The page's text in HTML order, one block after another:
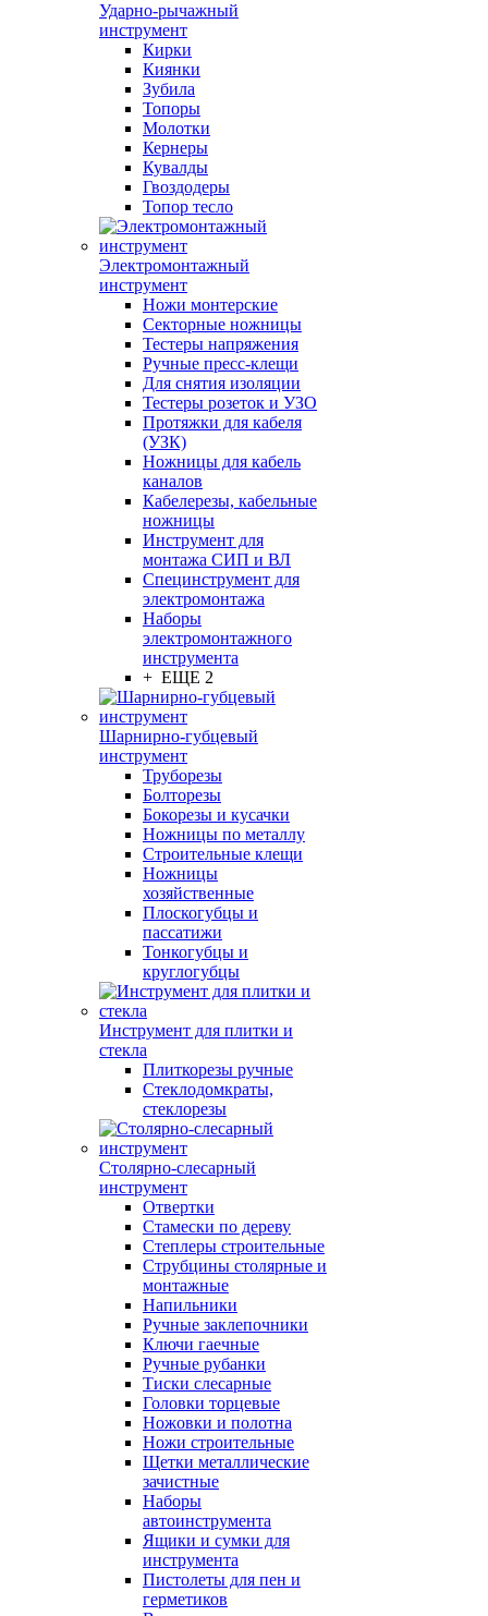
Ударно-рычажный
инструмент
Кирки
Киянки
Зубила
Топоры
Молотки
Кернеры
Кувалды
Гвоздодеры
Топор тесло
Электромонтажный
инструмент
Ножи монтерские
Секторные ножницы
Тестеры напряжения
Ручные пресс-клещи
Для снятия изоляции
Тестеры розеток и УЗО
Протяжки для кабеля
(УЗК)
Ножницы для кабель
каналов
Кабелерезы, кабельные
ножницы
Инструмент для
монтажа СИП и ВЛ
Специнструмент для
электромонтажа
Наборы
электромонтажного
инструмента
+ ЕЩЕ 2
Шарнирно-губцевый
инструмент
Труборезы
Болторезы
Бокорезы и кусачки
Ножницы по металлу
Строительные клещи
Ножницы
хозяйственные
Плоскогубцы и
пассатижи
Тонкогубцы и
круглогубцы
Инструмент для плитки и
стекла
Плиткорезы ручные
Стеклодомкраты,
стеклорезы
Столярно-слесарный
инструмент
Отвертки
Стамески по дереву
Степлеры строительные
Струбцины столярные и
монтажные
Напильники
Ручные заклепочники
Ключи гаечные
Ручные рубанки
Тиски слесарные
Головки торцевые
Ножовки и полотна
Ножи строительные
Щетки металлические
зачистные
Наборы
автоинструмента
Ящики и сумки для
инструмента
Пистолеты для пен и
герметиков